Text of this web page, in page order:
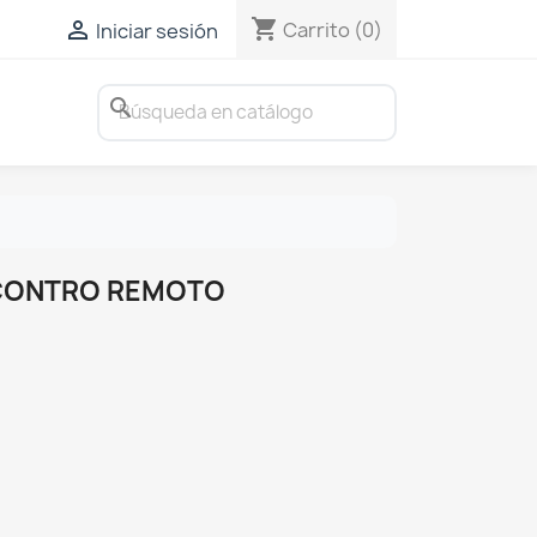
 Iniciar sesión shopping_cart Carrito (0)
search
REMOTO